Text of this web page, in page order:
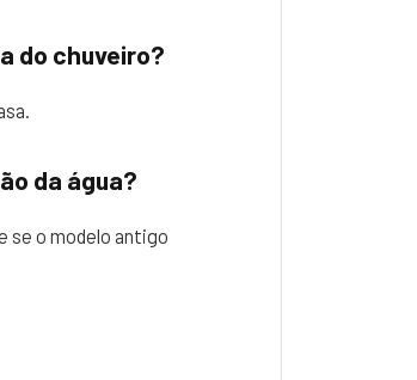
do chuveiro?
da água?
se o modelo antigo